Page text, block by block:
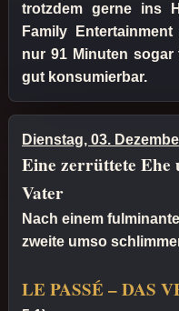
trotzdem gerne ins
Family
nur 91 Minuten
gut konsumierbar.
Dienstag, 03.
Eine zerrüttete Ehe
Vater
Nach einem
zweite umso
LE PASSÉ – DAS